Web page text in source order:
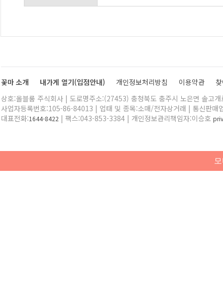
꽃마 소개 내가게 열기(입점안내) 개인정보처리방침 이용약관
상호:올블룸 주식회사 | 도로명주소:(27453) 충청북도 충주시 노은면 솔고
사업자등록번호:105-86-84013 | 업태 및 종목:소매/전자상거래 | 통신판매
대표전화:1644-8422 | 팩스:043-853-3384 | 개인정보관리책임자:이승호